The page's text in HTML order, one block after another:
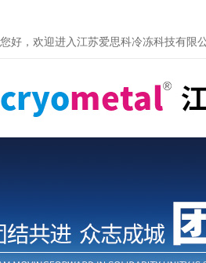
您好，欢迎进入江苏爱思科冷冻科技有限